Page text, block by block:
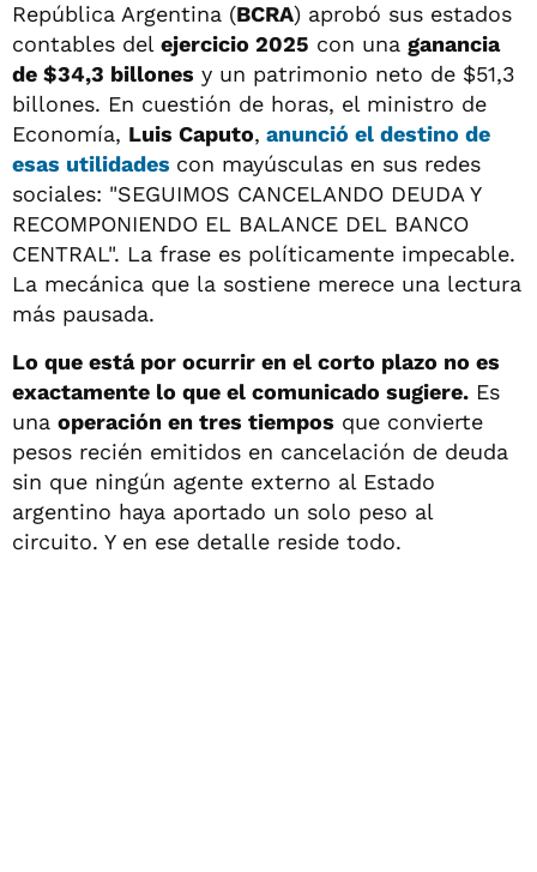
República Argentina (BCRA) aprobó sus estados
contables del ejercicio 2025 con una ganancia
de $34,3 billones y un patrimonio neto de $51,3
billones. En cuestión de horas, el ministro de
Economía, Luis Caputo, anunció el destino de
esas utilidades con mayúsculas en sus redes
sociales: "SEGUIMOS CANCELANDO DEUDA Y
RECOMPONIENDO EL BALANCE DEL BANCO
CENTRAL". La frase es políticamente impecable.
La mecánica que la sostiene merece una lectura
más pausada.
Lo que está por ocurrir en el corto plazo no es
exactamente lo que el comunicado sugiere. Es
una operación en tres tiempos que convierte
pesos recién emitidos en cancelación de deuda
sin que ningún agente externo al Estado
argentino haya aportado un solo peso al
circuito. Y en ese detalle reside todo.